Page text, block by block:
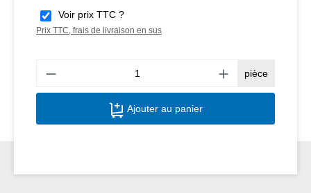
Voir prix TTC ?
Prix TTC, frais de livraison en sus
pièce
Ajouter au panier